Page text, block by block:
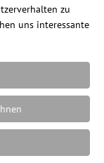
Cookie
Resulted
zu
uns interessante